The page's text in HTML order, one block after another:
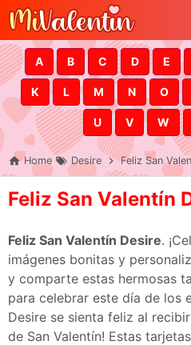
Skip to
A B C D E
K L M N O
U V W
Home Desire Feliz San
Feliz San Valentín
Feliz San Valentín Desire.
imágenes bonitas y
y comparte estas hermosas
para celebrar este día de los
Desire se sienta feliz al
de San Valentín! Estas